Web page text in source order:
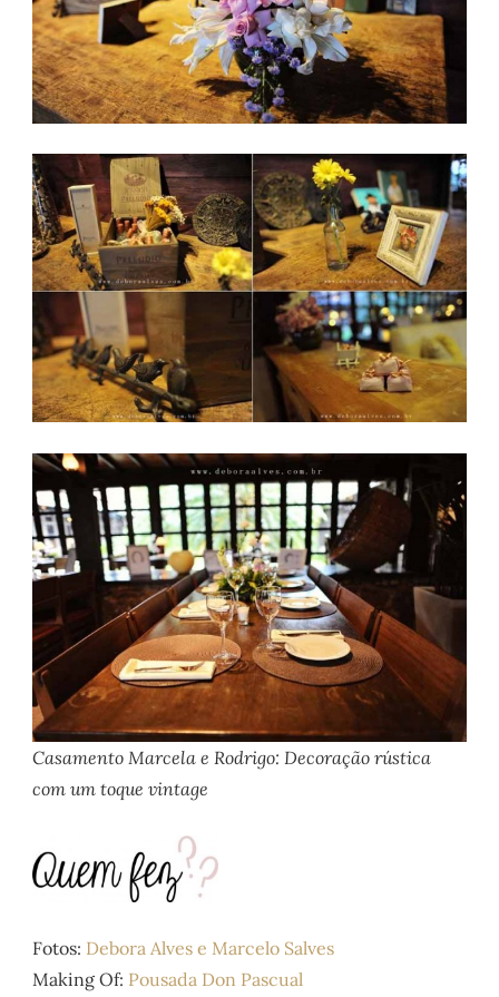
Casamento Marcela e Rodrigo: Decoração rústica
com um toque vintage
Fotos: Debora Alves e Marcelo Salves
Making Of: Pousada Don Pascual